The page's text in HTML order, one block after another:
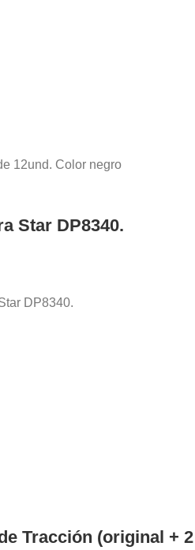
Star DP8340.
DP8340.
Tracción (original + 2